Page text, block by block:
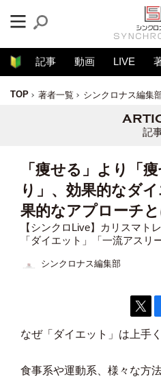
記事 動画 LIVE
TOP 著者一覧 シンクロナス編集
記
「痩せる」より「
り」、効果的なダ
果的なアプローチと
【シンクロLive】カリスマト
「ダイエット」「一流アスリ
シンクロナス編集部
なぜ「ダイエット」は上手
食事系や運動系、様々な方